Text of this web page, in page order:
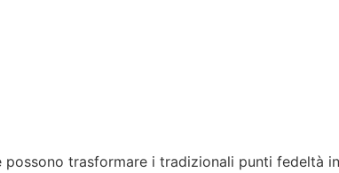
trasformare i tradizionali punti fedeltà